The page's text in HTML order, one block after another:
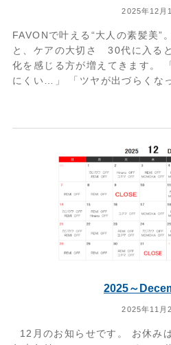
2025年12月
FAVONで叶える“大人の素髪美”
と、ケアの大切さ 30代に入る
化を感じる方が増えてきます。
にくい…」 「ツヤが出づらくな
2025～
2025年11月
12月のお知らせです。 お休み